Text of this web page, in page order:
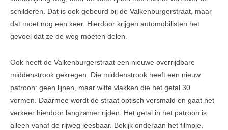
Parkeerplek te koop
Parkeerplek te huur
Nieuwsbrieven
Verzekeringen
Klachtenmeldpunt
schilderen. Dat is ook gebeurd bij de Valkenburgerstraat, maar
dat moet nog een keer. Hierdoor krijgen automobilisten het
gevoel dat ze de weg moeten delen.
Ook heeft de Valkenburgerstraat een nieuwe overrijdbare
middenstrook gekregen. Die middenstrook heeft een nieuw
patroon: geen lijnen, maar witte vlakken die het getal 30
vormen. Daarmee wordt de straat optisch versmald en gaat het
verkeer hierdoor langzamer rijden. Het getal in het patroon is
alleen vanaf de rijweg leesbaar. Bekijk onderaan het filmpje.